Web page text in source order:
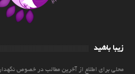
زیبا باشید
محلی برای اطلاع از آخرین مطالب در خصوص